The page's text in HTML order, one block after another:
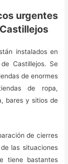
urgentes
instalados en
Castillejos. Se
de enormes
de ropa,
bares y sitios de
de cierres
las situaciones
tiene bastantes